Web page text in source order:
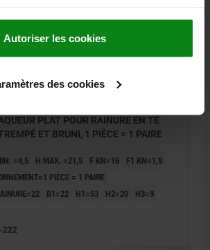
Autoriser les cookies
des cookies
PLAT POUR RAINURE EN TÉ
ET BRUNI, 1 PIÈCE = 1 PAIRE
=4,5 H MAX. =21,5 F KN=16
F1 KN=1,9
PIÈCE = 1 PAIRE
B1=22 H1=53 H2=20
H3=9
222